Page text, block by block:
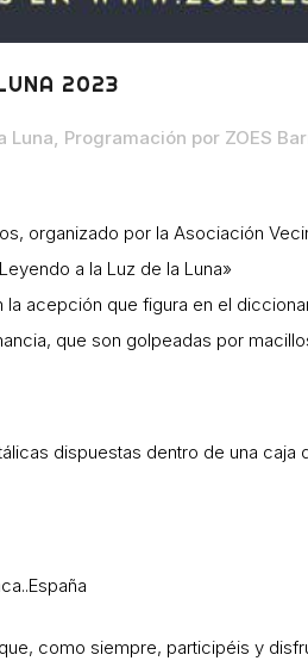
2023
Luna, Programación por ZOES
organizado por la Asociación
a la Luz de la Luna»
acepción que figura en el
que son golpeadas por
dispuestas dentro de una
como siempre, participéis y